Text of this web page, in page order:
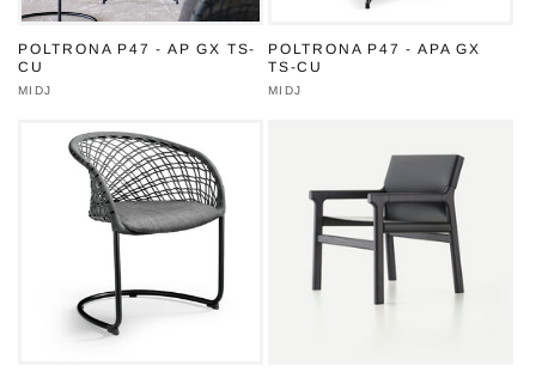
POLTRONA P47 - AP GX TS-
CU
Produttore:
MIDJ
POLTRONA P47 - APA GX
TS-CU
Produttore:
MIDJ